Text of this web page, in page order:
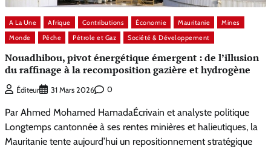
A La Une Afrique Contributions Économie Mauritanie
Mines
Monde
Pêche Pétrole et Gaz Société & Développement
Nouadhibou, pivot énergétique émergent : de l’illusion
du raffinage à la recomposition gazière et hydrogène
Éditeur 31 Mars 2026 0
Par Ahmed Mohamed HamadaÉcrivain et analyste politique
Longtemps cantonnée à ses rentes minières et halieutiques, la
Mauritanie tente aujourd’hui un repositionnement stratégique